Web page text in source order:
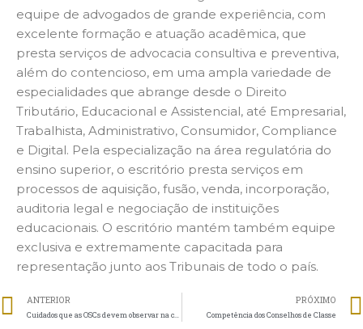
equipe de advogados de grande experiência, com
excelente formação e atuação acadêmica, que
presta serviços de advocacia consultiva e preventiva,
além do contencioso, em uma ampla variedade de
especialidades que abrange desde o Direito
Tributário, Educacional e Assistencial, até Empresarial,
Trabalhista, Administrativo, Consumidor, Compliance
e Digital. Pela especialização na área regulatória do
ensino superior, o escritório presta serviços em
processos de aquisição, fusão, venda, incorporação,
auditoria legal e negociação de instituições
educacionais. O escritório mantém também equipe
exclusiva e extremamente capacitada para
representação junto aos Tribunais de todo o país.
ANTERIOR PRÓXIMO
Competência dos Conselhos de Classe